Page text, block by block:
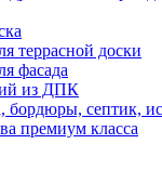
террасной доски
фасада
из ДПК
бордюры, септик,
премиум класса